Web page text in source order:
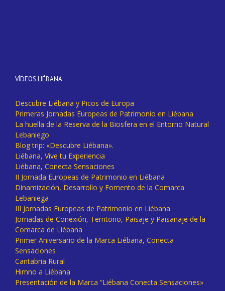
VÍDEOS LIÉBANA
Descubre Liébana y Picos de Europa
Primeras Jornadas Europeas de Patrimonio en Liébana
La huella de la Reserva de la Biosfera en el Entorno Natural
Lebaniego
Blog trip: «Descubre Liébana».
Liébana, Vive tu Experiencia
Liébana, Conecta Sensaciones
II Jornada Europeas de Patrimonio en Liébana
Dinamización, Desarrollo y Fomento de la Comarca
Lebaniega
III Jornadas Europeas de Patrimonio en Liébana
Jornadas de Conexión, Territorio, Paisaje y Paisanaje de la
Comarca de Liébana
Primer Aniversario de la Marca Liébana, Conecta
Sensaciones
Cantabria Rural
Himno a Liébana
Presentación de la Marca “Liébana Conecta Sensaciones»